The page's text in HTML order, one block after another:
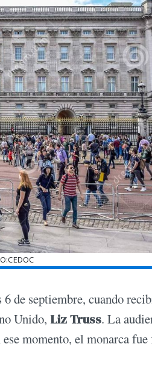
6 de septiembre, cuando
Unido, Liz Truss. La
ese momento, el monarca